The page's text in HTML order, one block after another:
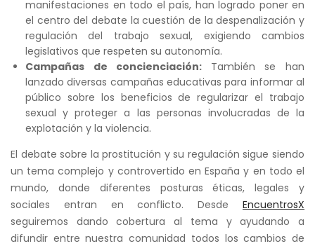
manifestaciones en todo el país, han logrado poner en
el centro del debate la cuestión de la despenalización y
regulación del trabajo sexual, exigiendo cambios
legislativos que respeten su autonomía.
Campañas de concienciación: También se han
lanzado diversas campañas educativas para informar al
público sobre los beneficios de regularizar el trabajo
sexual y proteger a las personas involucradas de la
explotación y la violencia.
El debate sobre la prostitución y su regulación sigue siendo
un tema complejo y controvertido en España y en todo el
mundo, donde diferentes posturas éticas, legales y
sociales entran en conflicto.DesdeEncuentrosX
seguiremos dando cobertura al tema y ayudando a
difundir entre nuestra comunidad todos los cambios de